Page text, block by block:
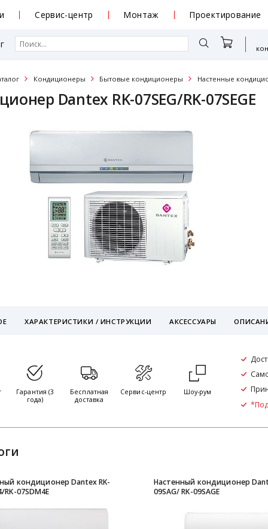
Сервис-центр Монтаж Проектирование
Кондиционеры Бытовые кондиционеры Настенные
Dantex RK-07SEG/RK-07SEGE
ХАРАКТЕРИСТИКИ / ИНСТРУКЦИИ АКСЕССУАРЫ
Гарантия (3
года)
Бесплатная
доставка
Сервис-центр Шоу-рум
кондиционер Dantex RK-
RK-07SDM4Е
Настенный кондиционер
09SAG/ RK-09SAGE